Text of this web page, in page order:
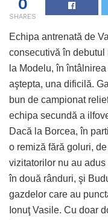
0
SHARES
Echipa antrenată de
consecutivă în
la Modelu, în
aştepta, una dificilă.
bun de campionat
echipa secundă a
Dacă la Borcea, în
o remiză fără goluri,
vizitatorilor nu au
în două rânduri, şi
gazdelor care au
Ionuţ Vasile. Cu doar